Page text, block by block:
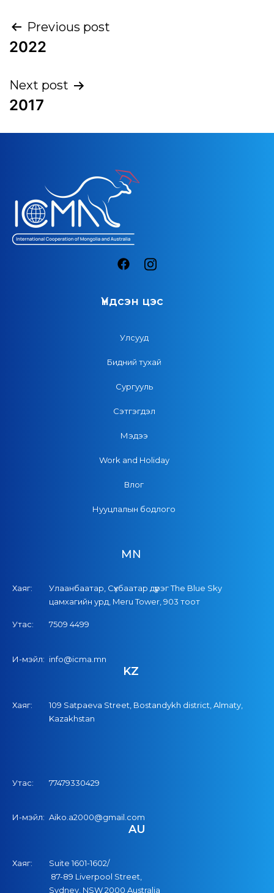
Previous post
2022
Next post
2017
Үндсэн цэс
Улсууд
Бидний тухай
Сургууль
Сэтгэгдэл
Мэдээ
Work and Holiday
Влог
Нууцлалын бодлого
MN
Хаяг:
Улаанбаатар, Сүхбаатар дүүрэг The Blue Sky
цамхагийн урд, Meru Tower, 903 тоот
Утас: 7509 4499
И-мэйл: info@icma.mn
KZ
Хаяг:
109 Satpaeva Street, Bostandykh district, Almaty,
Kazakhstan
Утас: 77479330429
И-мэйл: Aiko.a2000@gmail.com
AU
Хаяг:
Suite 1601-1602/
87-89 Liverpool Street,
Sydney, NSW 2000 Australia